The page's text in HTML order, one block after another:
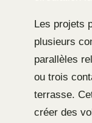
Les projets
plusieurs
parallèles
ou trois
terrasse.
créer des